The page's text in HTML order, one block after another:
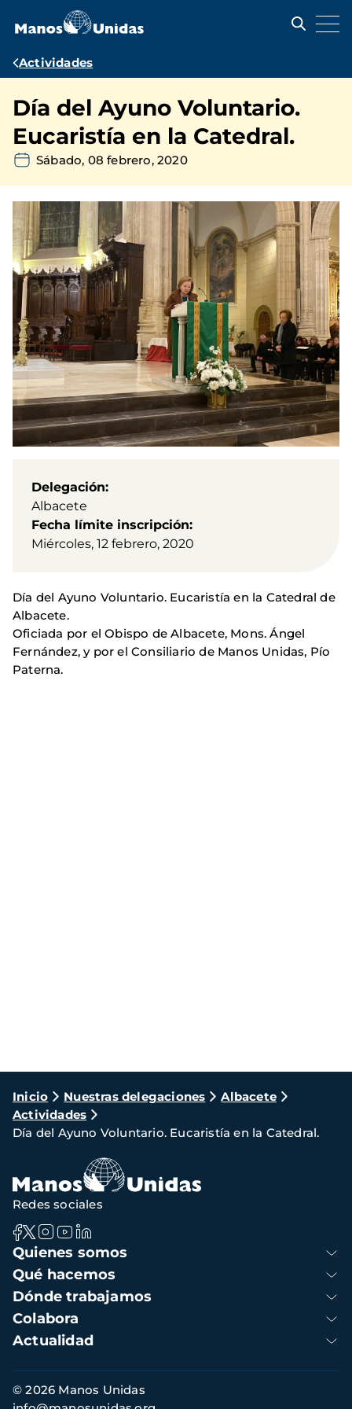
contenido
Ruta
navegación
Actividades
Día del Ayuno Voluntario.
Eucaristía en la Catedral.
Sábado, 08 febrero, 2020
Delegación
Albacete
Fecha límite inscripción
Miércoles, 12 febrero, 2020
Día del Ayuno Voluntario. Eucaristía en la Catedral de
Albacete.
Oficiada por el Obispo de Albacete, Mons. Ángel
Fernández, y por el Consiliario de Manos Unidas, Pío
Paterna.
Ruta
de
navegación
Inicio Nuestras delegaciones
Albacete
Actividades
Día del Ayuno Voluntario. Eucaristía en la Catedral.
Navegación
principal
Quienes somos
Qué hacemos
Dónde trabajamos
Colabora
Actualidad
Redes sociales
Información
de
© 2026 Manos Unidas